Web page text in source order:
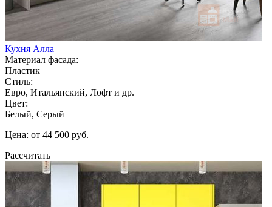
Кухня Алла
Материал фасада:
Пластик
Стиль:
Евро, Итальянский, Лофт и др.
Цвет:
Белый, Серый
Цена: от 44 500 руб.
Рассчитать